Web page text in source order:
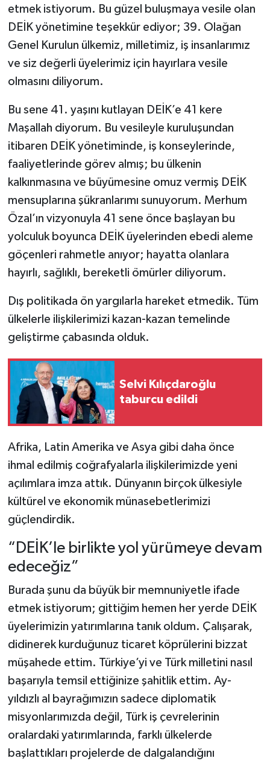
etmek istiyorum. Bu güzel buluşmaya vesile olan
DEİK yönetimine teşekkür ediyor; 39. Olağan
Genel Kurulun ülkemiz, milletimiz, iş insanlarımız
ve siz değerli üyelerimiz için hayırlara vesile
olmasını diliyorum.
Bu sene 41. yaşını kutlayan DEİK’e 41 kere
Maşallah diyorum. Bu vesileyle kuruluşundan
itibaren DEİK yönetiminde, iş konseylerinde,
faaliyetlerinde görev almış; bu ülkenin
kalkınmasına ve büyümesine omuz vermiş DEİK
mensuplarına şükranlarımı sunuyorum. Merhum
Özal’ın vizyonuyla 41 sene önce başlayan bu
yolculuk boyunca DEİK üyelerinden ebedi aleme
göçenleri rahmetle anıyor; hayatta olanlara
hayırlı, sağlıklı, bereketli ömürler diliyorum.
Dış politikada ön yargılarla hareket etmedik. Tüm
ülkelerle ilişkilerimizi kazan-kazan temelinde
geliştirme çabasında olduk.
Selvi Kılıçdaroğlu
taburcu edildi
Afrika, Latin Amerika ve Asya gibi daha önce
ihmal edilmiş coğrafyalarla ilişkilerimizde yeni
açılımlara imza attık. Dünyanın birçok ülkesiyle
kültürel ve ekonomik münasebetlerimizi
güçlendirdik.
“DEİK’le birlikte yol yürümeye devam
edeceğiz”
Burada şunu da büyük bir memnuniyetle ifade
etmek istiyorum; gittiğim hemen her yerde DEİK
üyelerimizin yatırımlarına tanık oldum. Çalışarak,
didinerek kurduğunuz ticaret köprülerini bizzat
müşahede ettim. Türkiye’yi ve Türk milletini nasıl
başarıyla temsil ettiğinize şahitlik ettim. Ay-
yıldızlı al bayrağımızın sadece diplomatik
misyonlarımızda değil, Türk iş çevrelerinin
oralardaki yatırımlarında, farklı ülkelerde
başlattıkları projelerde de dalgalandığını